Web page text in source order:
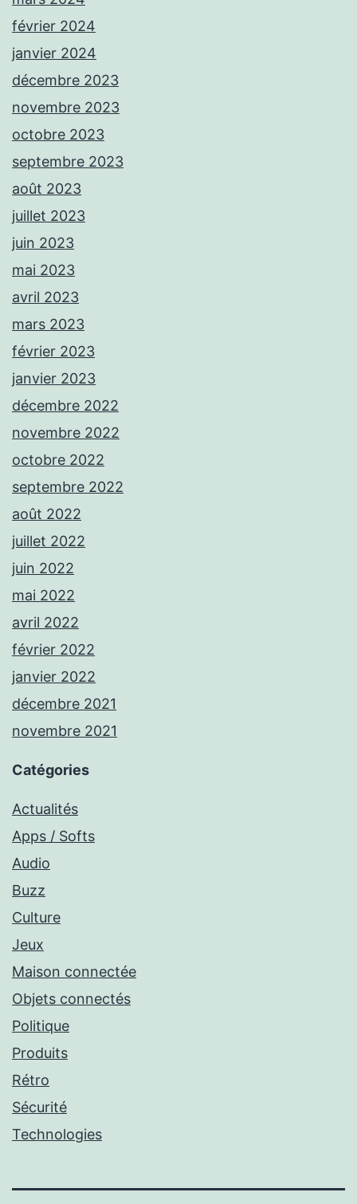
février 2024
janvier 2024
décembre 2023
novembre 2023
octobre 2023
septembre 2023
août 2023
juillet 2023
juin 2023
mai 2023
avril 2023
mars 2023
février 2023
janvier 2023
décembre 2022
novembre 2022
octobre 2022
septembre 2022
août 2022
juillet 2022
juin 2022
mai 2022
avril 2022
février 2022
janvier 2022
décembre 2021
novembre 2021
Catégories
Actualités
Apps / Softs
Audio
Buzz
Culture
Jeux
Maison connectée
Objets connectés
Politique
Produits
Rétro
Sécurité
Technologies